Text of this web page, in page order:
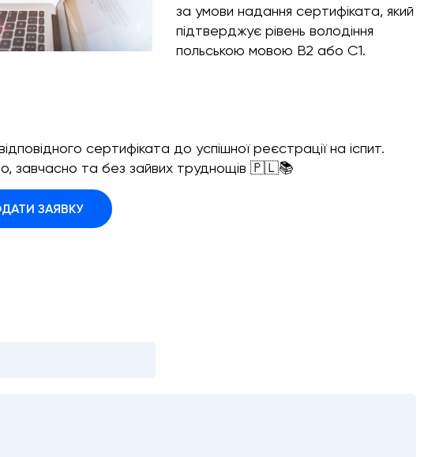
за умови надання сертифіката, який
підтверджує рівень володіння
польською мовою B2 або C1.
сертифіката до успішної реєстрації на іспит.
завчасно та без зайвих труднощів 🇵🇱📚
ЗАЯВКУ